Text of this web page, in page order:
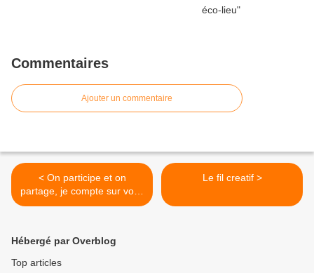
Commentaires
Ajouter un commentaire
< On participe et on
partage, je compte sur vous
!!!
Le fil creatif >
Hébergé par Overblog
Top articles